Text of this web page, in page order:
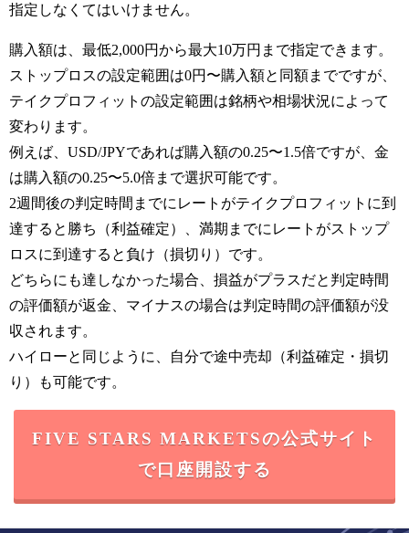
指定しなくてはいけません。
購入額は、最低2,000円から最大10万円まで指定できます。
ストップロスの設定範囲は0円〜購入額と同額までですが、
テイクプロフィットの設定範囲は銘柄や相場状況によって
変わります。
例えば、USD/JPYであれば購入額の0.25〜1.5倍ですが、金
は購入額の0.25〜5.0倍まで選択可能です。
2週間後の判定時間までにレートがテイクプロフィットに到
達すると勝ち（利益確定）、満期までにレートがストップ
ロスに到達すると負け（損切り）です。
どちらにも達しなかった場合、損益がプラスだと判定時間
の評価額が返金、マイナスの場合は判定時間の評価額が没
収されます。
ハイローと同じように、自分で途中売却（利益確定・損切
り）も可能です。
FIVE STARS MARKETSの公式サイト
で口座開設する